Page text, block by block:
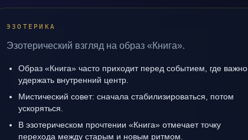
ЭЗОТЕРИКА
Эзотерический взгляд на образ «Книга».
Образ «Книга» часто приходит перед событием, где важно
удержать внутренний центр.
Мистический совет: сначала стабилизироваться, потом
ускоряться.
В эзотерическом прочтении «Книга» отмечает точку
перехода между старым и новым ритмом.